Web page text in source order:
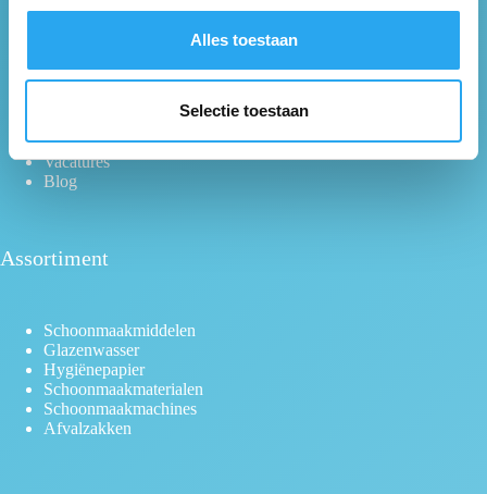
t
Alles toestaan
Selectie toestaan
Algemene Voorwaarden
Mijn account
Voorwaarden Verzending
Vacatures
Blog
Assortiment
Schoonmaakmiddelen
Glazenwasser
Hygiënepapier
Schoonmaakmaterialen
Schoonmaakmachines
Afvalzakken